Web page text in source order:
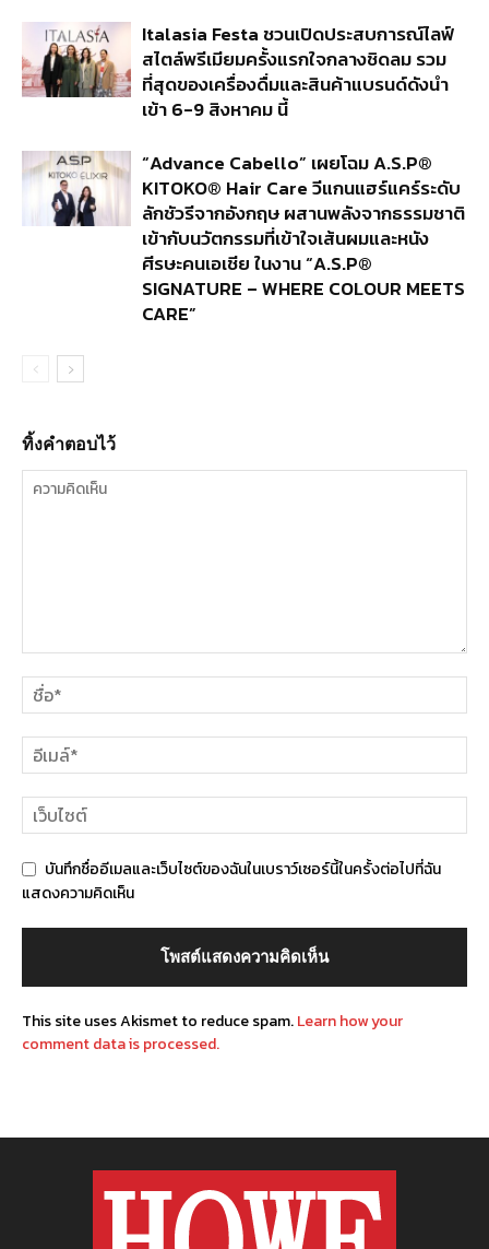
Italasia Festa ชวนเปิดประสบการณ์ไลฟ์
สไตล์พรีเมียมครั้งแรกใจกลางชิดลม รวม
ที่สุดของเครื่องดื่มและสินค้าแบรนด์ดังนำ
เข้า 6-9 สิงหาคม นี้
“Advance Cabello” เผยโฉม A.S.P®
KITOKO® Hair Care วีแกนแฮร์แคร์ระดับ
ลักชัวรีจากอังกฤษ ผสานพลังจากธรรมชาติ
เข้ากับนวัตกรรมที่เข้าใจเส้นผมและหนัง
ศีรษะคนเอเชีย ในงาน “A.S.P®
SIGNATURE – WHERE COLOUR MEETS
CARE”
ทิ้งคำตอบไว้
บันทึกชื่ออีเมลและเว็บไซต์ของฉันในเบราว์เซอร์นี้ในครั้งต่อไปที่ฉัน
แสดงความคิดเห็น
This site uses Akismet to reduce spam.Learn how your
comment data is processed.